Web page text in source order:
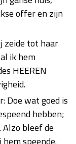
offer en zijn
zeide tot haar
ik hem
HEEREN
Doe wat goed is
hebben;
Alzo bleef de
speende.